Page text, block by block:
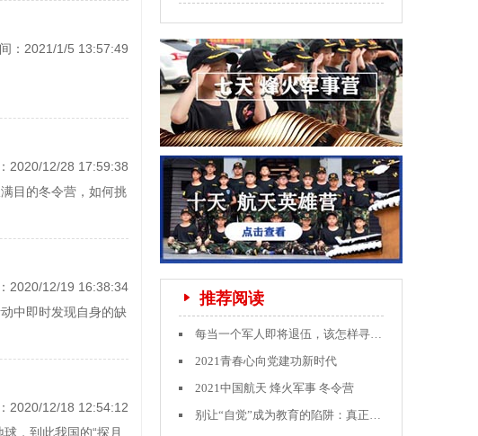
：2021/1/5 13:57:49
2020/12/28 17:59:38
目的冬令营，如何挑
2020/12/19 16:38:34
中即时发现自身的缺
2020/12/18 12:54:12
，到此我国的“探月
推荐阅读
每当一个军人即将退伍，该怎样寻找就业方向？
2021青春心向党建功新时代
2021中国航天 烽火军事 冬令营
别让“自觉”成为教育的陷阱：真正的自律从何而来？